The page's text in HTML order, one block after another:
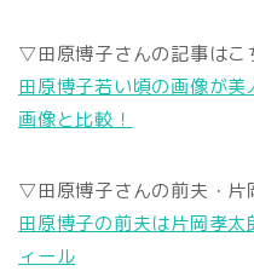
▽田原博子さんの記事はこ
田原博子若い頃の画像が
画像と比較！
▽田原博子さんの前夫・片
田原博子の前夫は片岡孝
ィール